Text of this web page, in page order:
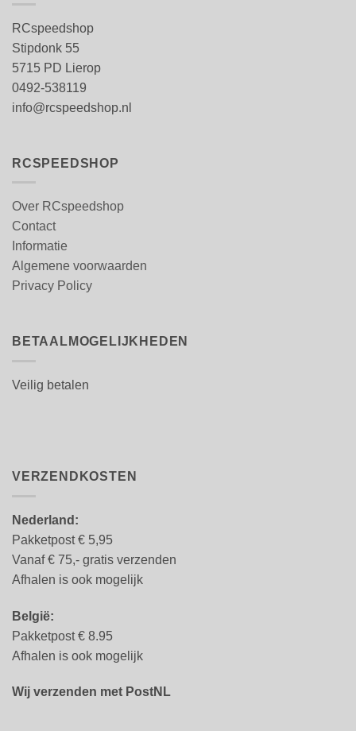
RCspeedshop
Stipdonk 55
5715 PD Lierop
0492-538119
info@rcspeedshop.nl
RCSPEEDSHOP
Over RCspeedshop
Contact
Informatie
Algemene voorwaarden
Privacy Policy
BETAALMOGELIJKHEDEN
Veilig betalen
VERZENDKOSTEN
Nederland:
Pakketpost € 5,95
Vanaf € 75,- gratis verzenden
Afhalen is ook mogelijk
België:
Pakketpost € 8.95
Afhalen is ook mogelijk
Wij verzenden met PostNL